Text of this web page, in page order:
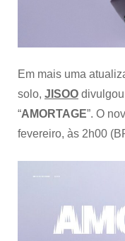
Em mais uma
solo, JISOO
“AMORTAGE”. O
fevereiro, às 2h00